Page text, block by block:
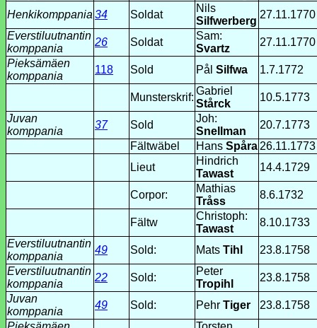
Henkikomppania 34 Soldat
Nils
Silfwerberg
27.11.1770
Everstiluutnantin
komppania
26 Soldat
Sam:
Svartz
27.11.1770
Pieksämäen
komppania
118 Sold Pål Silfwa 1.7.1772
Munsterskrif:
Gabriel
Stårck
10.5.1773
Juvan
komppania
37 Sold
Joh:
Snellman
20.7.1773
Fältwäbel
Hans Spåra 26.11.1773
Lieut
Hindrich
Tawast
14.4.1729
Corpor:
Mathias
Tråss
8.6.1732
Fältw
Christoph:
Tawast
8.10.1733
Everstiluutnantin
komppania
49 Sold: Mats Tihl
23.8.1758
Everstiluutnantin
komppania
22 Sold:
Peter
Tropihl
23.8.1758
Juvan
komppania
49 Sold: Pehr Tiger
23.8.1758